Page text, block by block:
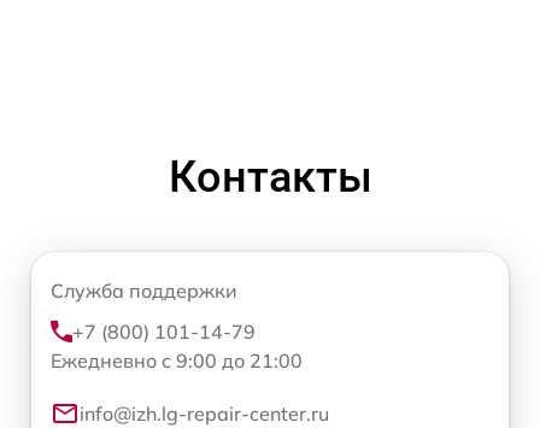
Контакты
Служба поддержки
+7 (800) 101-14-79
Ежедневно с 9:00 до 21:00
info@izh.lg-repair-center.ru